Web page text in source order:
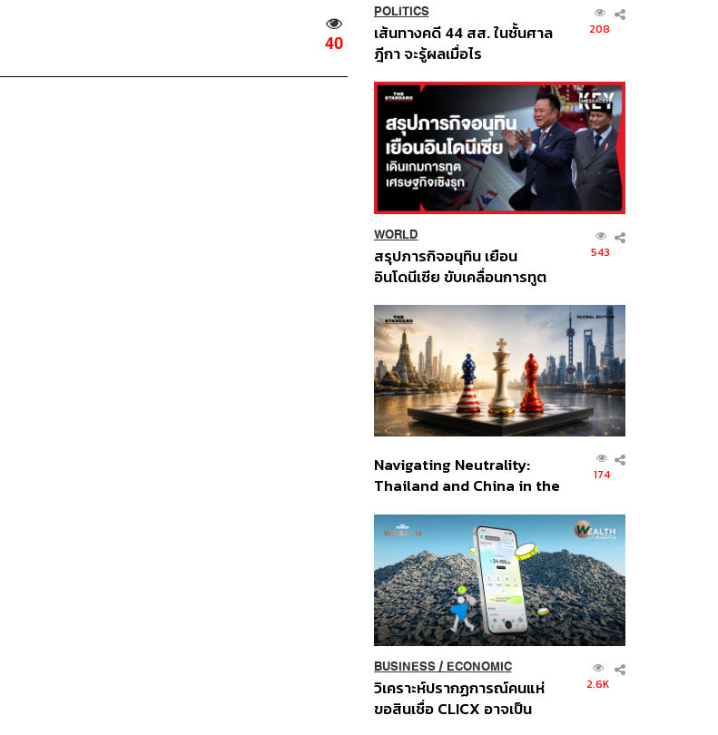
40
POLITICS
เส้นทางคดี 44 สส. ในชั้นศาล
ฎีกา จะรู้ผลเมื่อไร
208
WORLD
สรุปภารกิจอนุทิน เยือน
อินโดนีเซีย ขับเคลื่อนการทูต
ส่วนยุทธศาสตร์ไทย –
อินโดนีเซีย
543
Navigating Neutrality:
Thailand and China in the
Order
174
BUSINESS/ ECONOMIC
วิเคราะห์ปรากฏการณ์คนแห่
ขอสินเชื่อ CLICX อาจเป็น
2.6K